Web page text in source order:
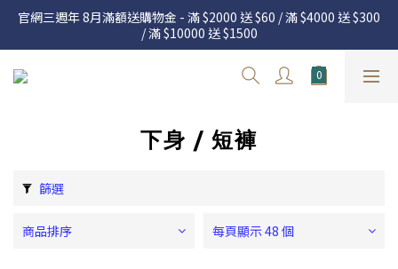
官網三週年 8月滿額送購物金 - 滿 $2000 送 $60 / 滿 $4000 送 $300
/ 滿 $10000 送 $1500
官網三週年 8月滿額送購物金 - 滿 $2000 送 $60 / 滿 $4000 送 $300
/ 滿 $10000 送 $1500
7.22 – 8.13 日本連線中，絕對讓你買到爆
度請詳閱公告
下身 / 短褲
篩選
商品排序 每頁顯示 48 個